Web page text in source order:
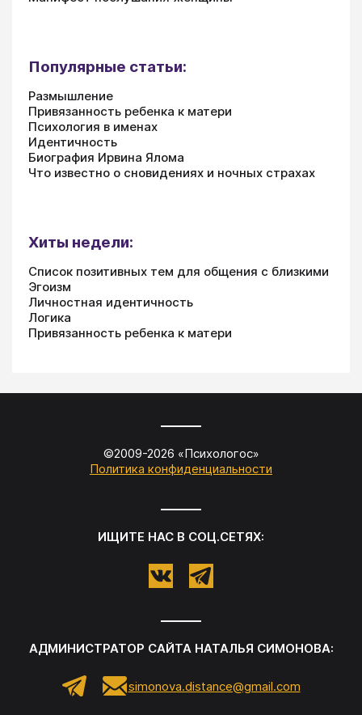
Популярные статьи:
Размышление
Привязанность ребенка к матери
Психология в именах
Идентичность
Биография Ирвина Ялома
Что известно о сновидениях и ночных страхах
Хиты недели:
Список позитивных тем для общения с близкими
Эгоизм
Личностная идентичность
Логика
Привязанность ребенка к матери
©2009-2026 «Психологос»
Политика конфиденциальности
ИЩИТЕ НАС В СОЦ.СЕТЯХ:
АДМИНИСТРАТОР САЙТА НАТАЛЬЯ СИМОНОВА:
simonova.distance@gmail.com